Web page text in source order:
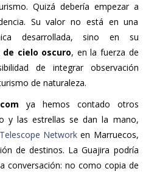
Quizá debería empezar a
Su valor no está en una
desarrollada, sino en su
cielo oscuro, en la fuerza de
de integrar observación
de naturaleza.
ya hemos contado otros
y las estrellas se dan la mano,
Networken Marruecos,
de destinos. La Guajira podría
conversación: no como copia de